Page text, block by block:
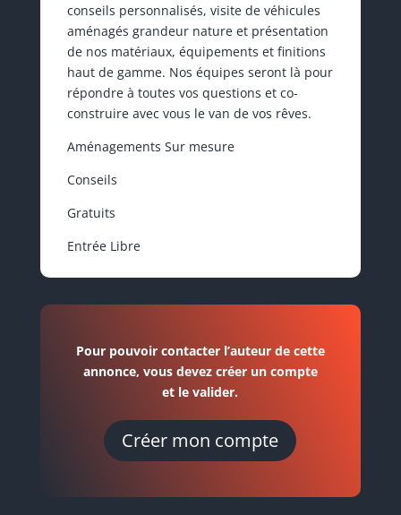
conseils personnalisés, visite de véhicules
aménagés grandeur nature et présentation
de nos matériaux, équipements et finitions
haut de gamme. Nos équipes seront là pour
répondre à toutes vos questions et co-
construire avec vous le van de vos rêves.
Aménagements Sur mesure
Conseils
Gratuits
Entrée Libre
Pour pouvoir contacter l’auteur de cette
annonce, vous devez créer un compte
et le valider.
Créer mon compte